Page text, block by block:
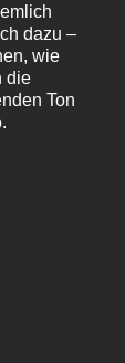
dazu –
wie
die
Ton